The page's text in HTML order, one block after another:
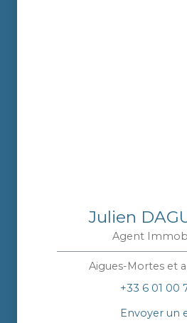
Julien
Agent
Aigues-Mortes et
+33 6 01 00
Envoyer un